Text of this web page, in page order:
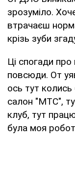
зрозуміло.
втрачаєш
крізь зуби
Ці спогади
повсюди. От
ось тут колись
салон "МТС",
клуб, тут
була моя